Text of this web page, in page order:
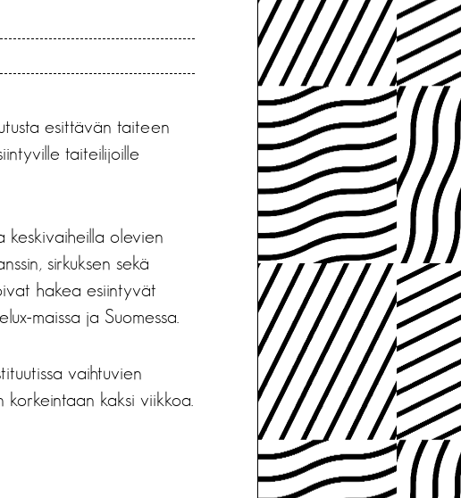
esittävän taiteen
taiteilijoille
keskivaiheilla olevien
sirkuksen sekä
hakea esiintyvät
maissa ja Suomessa.
vaihtuvien
kaksi viikkoa.